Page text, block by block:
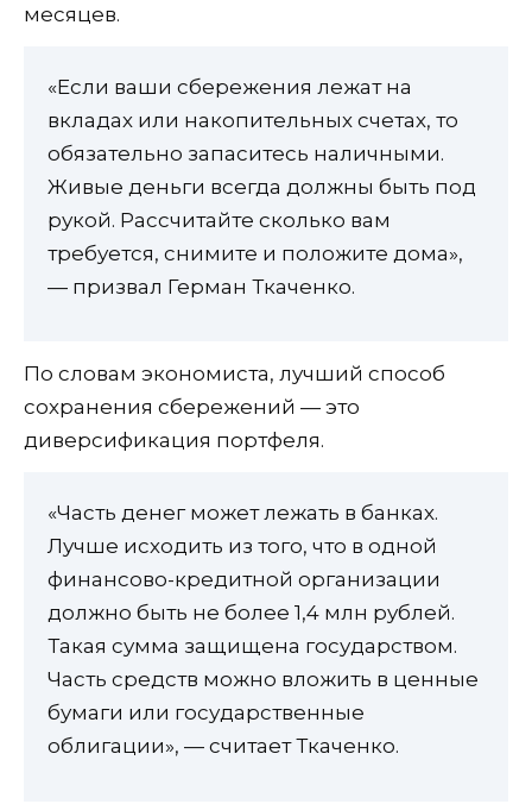
месяцев.
«Если ваши сбережения лежат на
вкладах или накопительных счетах, то
обязательно запаситесь наличными.
Живые деньги всегда должны быть под
рукой. Рассчитайте сколько вам
требуется, снимите и положите дома»,
— призвал Герман Ткаченко.
По словам экономиста, лучший способ
сохранения сбережений — это
диверсификация портфеля.
«Часть денег может лежать в банках.
Лучше исходить из того, что в одной
финансово-кредитной организации
должно быть не более 1,4 млн рублей.
Такая сумма защищена государством.
Часть средств можно вложить в ценные
бумаги или государственные
облигации», — считает Ткаченко.